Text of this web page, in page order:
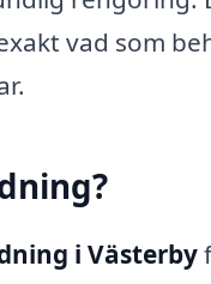
vad som
i Västerby